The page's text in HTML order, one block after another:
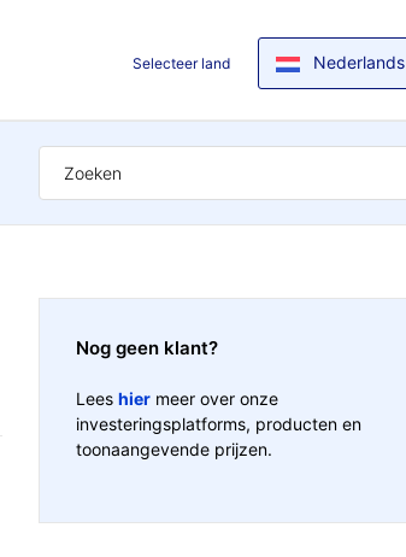
Selecteer land Nederlands
Nog geen klant?
Lees hier meer over onze
investeringsplatforms, producten en
toonaangevende prijzen.